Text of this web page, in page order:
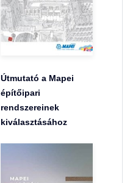
Útmutató a Mapei
építőipari
rendszereinek
kiválasztásához